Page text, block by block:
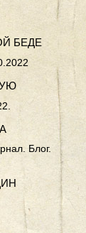
БЕДЕ
Блог.